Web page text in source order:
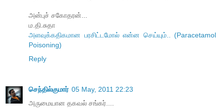
அன்புச் சகோதரன்...
ம.தி.சுதா
அளவுக்கதிகமான பரசிட்டமோல் என்ன செய்யும்.. (Paracetamol
Poisoning)
Reply
செந்தில்குமார் 05 May, 2011 22:23
அருமையான தகவல் சங்கர்....